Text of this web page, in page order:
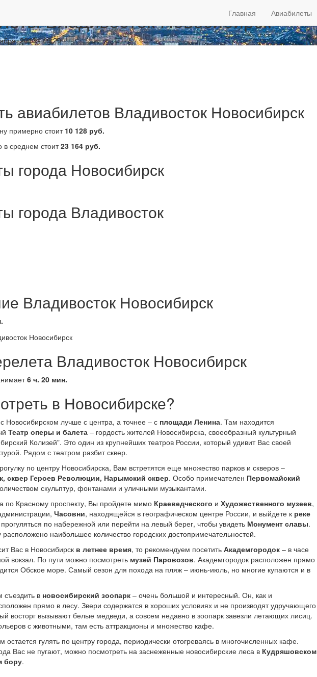
Главная Авиабилеты
Владивосток Новосибирск
2013 - 19:29
авиабилетов Владивосток Новосибирск
примерно стоит10 128 руб.
в среднем стоит23 164 руб.
города Новосибирск
города Владивосток
Владивосток Новосибирск
Владивосток Новосибирск
6 ч. 20 мин.
в Новосибирске?
Новосибирском лучше с центра, а точнее – с площади Ленина. Там находится
Театр оперы и балета – гордость жителей Новосибирска, своеобразный культурный
Колизей". Это один из крупнейших театров России, который удивит Вас своей
Рядом с театром разбит сквер.
по центру Новосибирска, Вам встретятся еще множество парков и скверов –
сквер Героев Революции, Нарымский сквер. Особо примечателен Первомайский
скульптур, фонтанами и уличными музыкантами.
по Красному проспекту, Вы пройдете мимо Краеведческого и Художественного музеев,
Часовни, находящейся в географическом центре России, и выйдете к реке
по набережной или перейти на левый берег, чтобы увидеть Монумент славы.
наибольшее количество городских достопримечательностей.
Вас в Новосибирск в летнее время, то рекомендуем посетить Академгородок – в часе
вокзал. По пути можно посмотреть музей Паровозов. Академгородок расположен прямо
Обское море. Самый сезон для похода на пляж – июнь-июль, но многие купаются и в
съездить в новосибирский зоопарк – очень большой и интересный. Он, как и
прямо в лесу. Звери содержатся в хороших условиях и не производят удручающего
восторг вызывают белые медведи, а совсем недавно в зоопарк завезли летающих лисиц.
с животными, там есть аттракционы и множество кафе.
гулять по центру города, периодически отогреваясь в многочисленных кафе.
Вас не пугают, можно посмотреть на заснеженные новосибирские леса в Кудряшовском
бору.